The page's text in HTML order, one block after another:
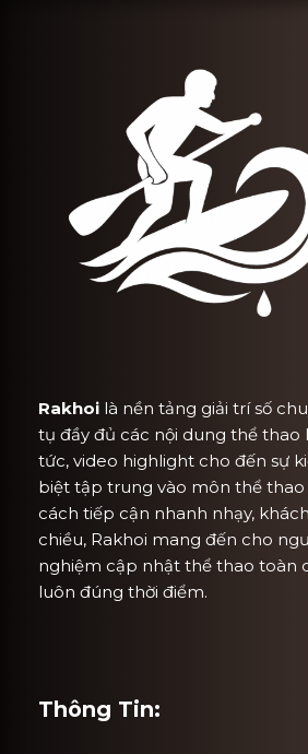
Rakhoi là nền tảng giải trí số
tụ đầy đủ các nội dung thể thao
tức, video highlight cho đến sự
biệt tập trung vào môn thể thao
cách tiếp cận nhanh nhạy,
chiều, Rakhoi mang đến cho
nghiệm cập nhật thể thao toàn
luôn đúng thời điểm.
Thông Tin: